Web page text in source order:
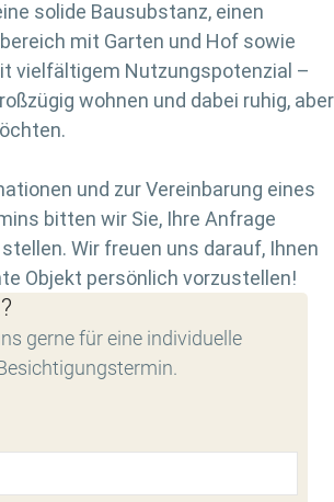
solide Bausubstanz, einen
mit Garten und Hof sowie
vielfältigem Nutzungspotenzial –
wohnen und dabei ruhig, aber
und zur Vereinbarung eines
bitten wir Sie, Ihre Anfrage
Wir freuen uns darauf, Ihnen
Objekt persönlich vorzustellen!
gerne für eine individuelle